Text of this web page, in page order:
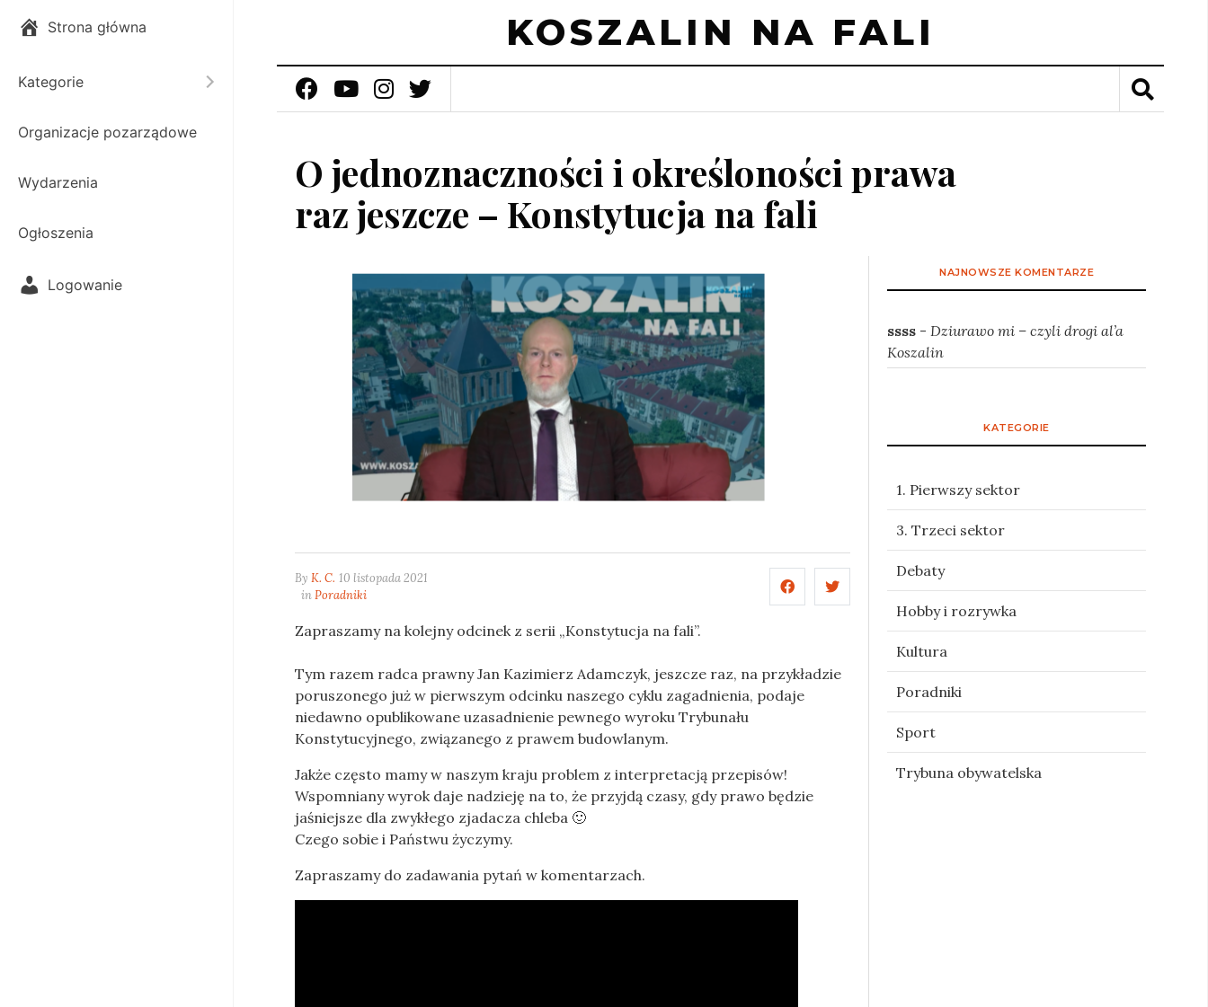
Strona główna
Kategorie
Organizacje pozarządowe
Wydarzenia
Ogłoszenia
Logowanie
KOSZALIN NA FALI
O jednoznaczności i określoności prawa
raz jeszcze – Konstytucja na fali
By K. C. 10 listopada 2021
inPoradniki
Zapraszamy na kolejny odcinek z serii „Konstytucja na fali”.
Tym razem radca prawny Jan Kazimierz Adamczyk, jeszcze raz, na przykładzie
poruszonego już w pierwszym odcinku naszego cyklu zagadnienia, podaje
niedawno opublikowane uzasadnienie pewnego wyroku Trybunału
Konstytucyjnego, związanego z prawem budowlanym.
Jakże często mamy w naszym kraju problem z interpretacją przepisów!
Wspomniany wyrok daje nadzieję na to, że przyjdą czasy, gdy prawo będzie
jaśniejsze dla zwykłego zjadacza chleba 🙂
Czego sobie i Państwu życzymy.
Zapraszamy do zadawania pytań w komentarzach.
NAJNOWSZE KOMENTARZE
ssss - Dziurawo mi – czyli drogi al’a
Koszalin
KATEGORIE
1. Pierwszy sektor
3. Trzeci sektor
Debaty
Hobby i rozrywka
Kultura
Poradniki
Sport
Trybuna obywatelska